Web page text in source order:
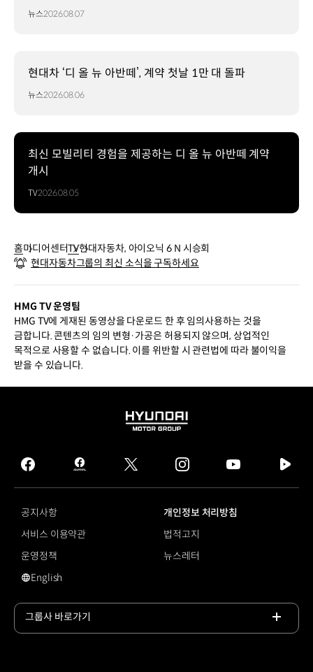
뉴스2026.08.07
현대차 ‘디 올 뉴 아반떼’, 계약 첫날 1만 대 돌파
뉴스2026.08.06
최신 모빌리티 경험을 제공하는 디 올 뉴 아반떼 계약
개시
TV2026.08.05
홈미디어센터TV현대자동차, 아이오닉 6 N 시승회
현대자동차그룹의 최신 소식을 구독하세요
HMG TV 운영팀
HMG TV에 게재된 동영상을 다운로드 한 후 임의사용하는 것을
금합니다. 콘텐츠의 임의 변형·가공은 허용되지 않으며, 상업적인
목적으로 사용할 수 없습니다. 이를 위반할 시 관련법에 따라 불이익을
받을 수 있습니다.
HYUNDAI
GROUP
facebook
hmg
journal
twitter instagram
tv
공지사항
개인정보 처리방침
서비스 이용약관
법적고지
운영정책
뉴스레터
영문 사이트로 이동
English
그룹사 바로가기